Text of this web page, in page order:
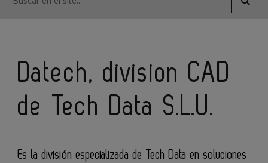
Datech, division CAD
de Tech Data S.L.U.
Es la división especializada de Tech Data en soluciones